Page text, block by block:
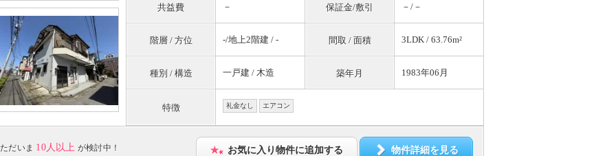
共益費 － 保証金/敷引 －/－
階層 / 方位 -/地上2階建 / - 間取 / 面積 3LDK / 63.76m²
種別 / 構造 一戸建 / 木造 築年月 1983年06月
特徴 礼金なし エアコン
ただいま 10人以上 が検討中！
お気に入り物件に追加する 物件詳細を見る